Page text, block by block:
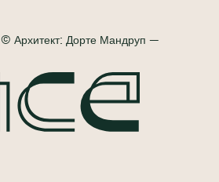
© Архитект: Дорте Мандруп —